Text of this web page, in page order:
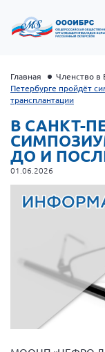
Первый вице-
Генеральный
Вице-
Вице-
Главная Членство в
Петербурге пройдёт
трансплантации
В САНКТ-
ДО И
01.06.2026